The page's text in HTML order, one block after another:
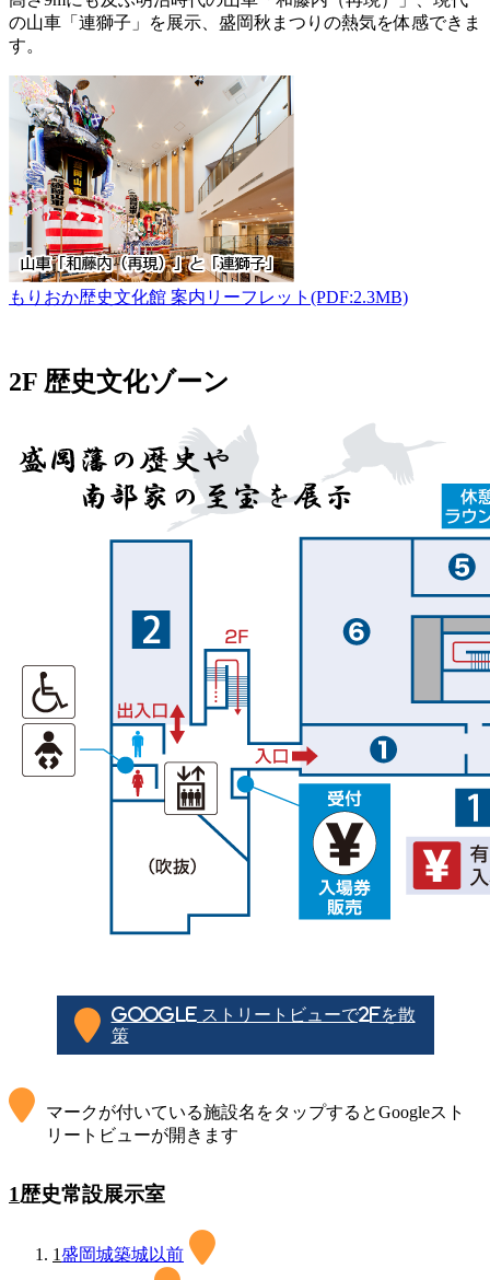
の山車「連獅子」を展示、盛岡秋まつりの熱気を体感できま
す。
もりおか歴史文化館 案内リーフレット(PDF:2.3MB)
2F 歴史文化ゾーン
Google ストリートビューで2Fを散
策
マークが付いている施設名をタップするとGoogleスト
リートビューが開きます
1歴史常設展示室
1 盛岡城築城以前